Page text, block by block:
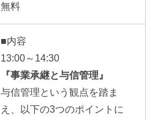
無料
■内容
13:00～14:30
『事業承継と与信管理 』
与信管理という観点を踏ま
え、以下の3つのポイントに